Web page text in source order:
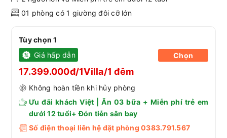
01 phòng có 1 giường đôi cỡ lớn
Tùy chọn 1
Giá hấp dẫn
17.399.000đ/1Villa/1 đêm
Không hoàn tiền khi hủy phòng
Ưu đãi khách Việt | Ăn 03 bữa + Miễn phí trẻ em
dưới 12 tuổi+ Đón tiễn sân bay
Số điện thoại liên hệ đặt phòng 0383.791.567
Chọn